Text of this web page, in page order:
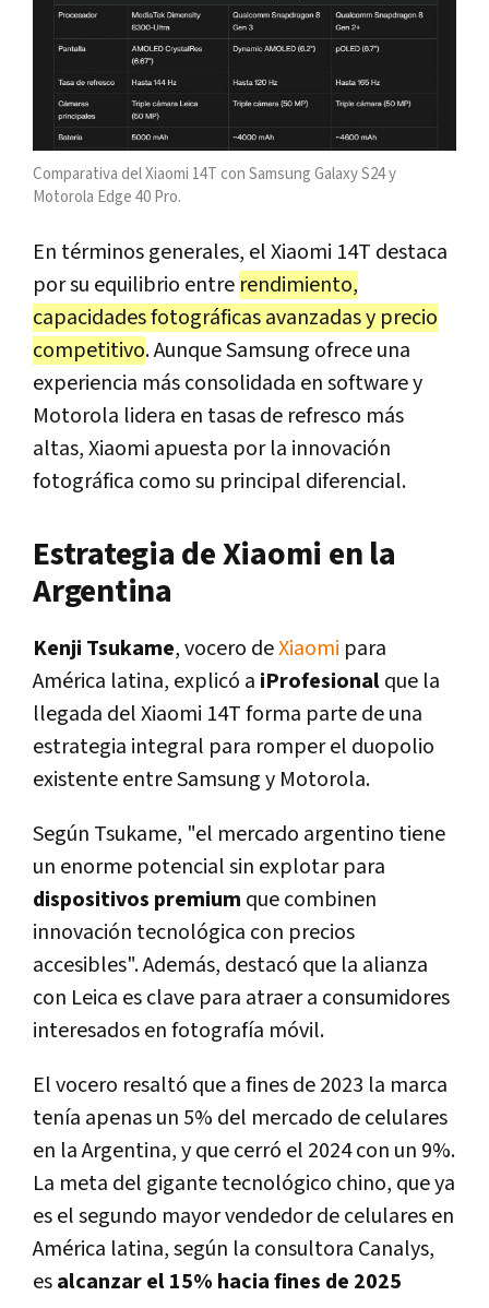
Comparativa del Xiaomi 14T con Samsung Galaxy S24 y
Motorola Edge 40 Pro.
En términos generales, el Xiaomi 14T destaca
por su equilibrio entre rendimiento,
capacidades fotográficas avanzadas y precio
competitivo. Aunque Samsung ofrece una
experiencia más consolidada en software y
Motorola lidera en tasas de refresco más
altas, Xiaomi apuesta por la innovación
fotográfica como su principal diferencial.
Estrategia de Xiaomi en la
Argentina
Kenji Tsukame, vocero deXiaomi para
América latina, explicó a iProfesionalque la
llegada del Xiaomi 14T forma parte de una
estrategia integral para romper el duopolio
existente entre Samsung y Motorola.
Según Tsukame, "el mercado argentino tiene
un enorme potencial sin explotar para
dispositivos premium que combinen
innovación tecnológica con precios
accesibles". Además, destacó que la alianza
con Leica es clave para atraer a consumidores
interesados en fotografía móvil.
El vocero resaltó que a fines de 2023 la marca
tenía apenas un 5% del mercado de celulares
en la Argentina, y que cerró el 2024 con un 9%.
La meta del gigante tecnológico chino, que ya
es el segundo mayor vendedor de celulares en
América latina, según la consultora Canalys,
esalcanzar el 15% hacia fines de 2025